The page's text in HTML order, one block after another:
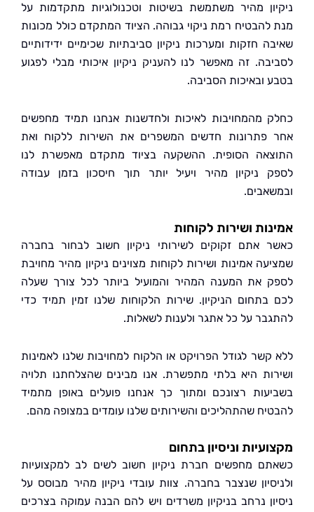
מהיר משתמשת בשיטות וטכנולוגיות מתקדמות על
רמת ניקוי גבוהה. הציוד המתקדם כולל מכונות
חזקות ומערכות ניקיון סביבתיות שכימיים ידידותיים
זה מאפשר לנו להעניק ניקיון איכותי מבלי לפגוע
ובאיכות הסביבה.
מהמחויבות לאיכות ולחדשנות אנחנו תמיד מחפשים
פתרונות חדשים המשפרים את השירות ללקוח ואת
הסופית. ההשקעה בציוד מתקדם מאפשרת לנו
ניקיון מהיר ויעיל יותר תוך חיסכון בזמן עבודה
ושירות לקוחות
אתם זקוקים לשירותי ניקיון חשוב לבחור בחברה
אמינות ושירות לקוחות מצוינים ניקיון מהיר מחויבת
את המענה המהיר והמועיל ביותר לכל צורך שעלה
הניקיון. שירות הלקוחות שלנו זמין תמיד כדי
על כל אתגר ולענות לשאלות.
לגודל הפרויקט או הלקוח למחויבות שלנו לאמינות
היא בלתי מתפשרת. אנו מבינים שהצלחתנו תלויה
רצונכם ומתוך כך אנחנו פועלים באופן מתמיד
שהתהליכים והשירותים שלנו עומדים במצופה מהם.
וניסיון בתחום
מחפשים חברת ניקיון חשוב לשים לב למקצועיות
שנצבר בחברה. צוות עובדי ניקיון מהיר מבוסס על
נרחב בניקיון משרדים ויש להם הבנה עמוקה בצרכים